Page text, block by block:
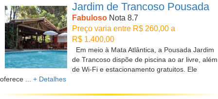
Jardim de Trancoso Pousada
Fabuloso Nota 8.7
Preço varia entre R$ 260,00 a
R$ 1.400,00
Em meio à Mata Atlântica, a Pousada Jardim
de Trancoso dispõe de piscina ao ar livre, além
de Wi-Fi e estacionamento gratuitos. Ele
oferece ... + Detalhes